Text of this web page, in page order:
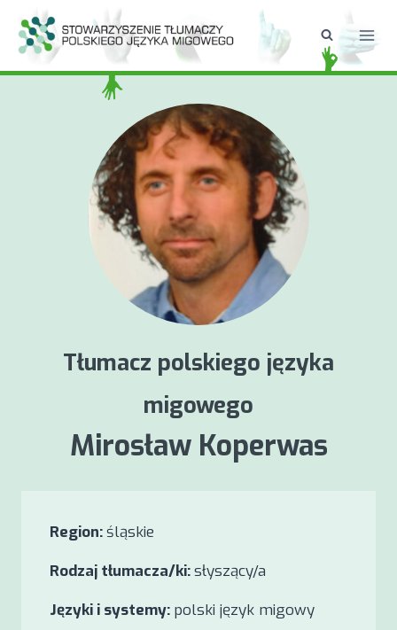
Przejdź
treści
Tłumacz polskiego języka
migowego
Mirosław Koperwas
Region:śląskie
Rodzaj tłumacza/ki:słyszący/a
Języki i systemy: polski język migowy